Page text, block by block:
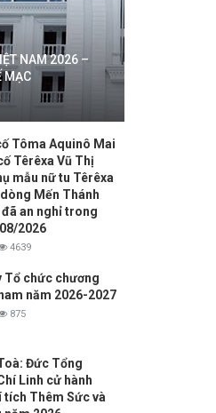
NAM 2026 –
MẠC
Tôma Aquinô Mai
Têrêxa Vũ Thị
mẫu nữ tu Têrêxa
Mến Thánh
đã an nghỉ trong
2026
4639
Tổ chức chương
năm 2026-2027
875
Đức Tổng
Linh cử hành
tích Thêm Sức và